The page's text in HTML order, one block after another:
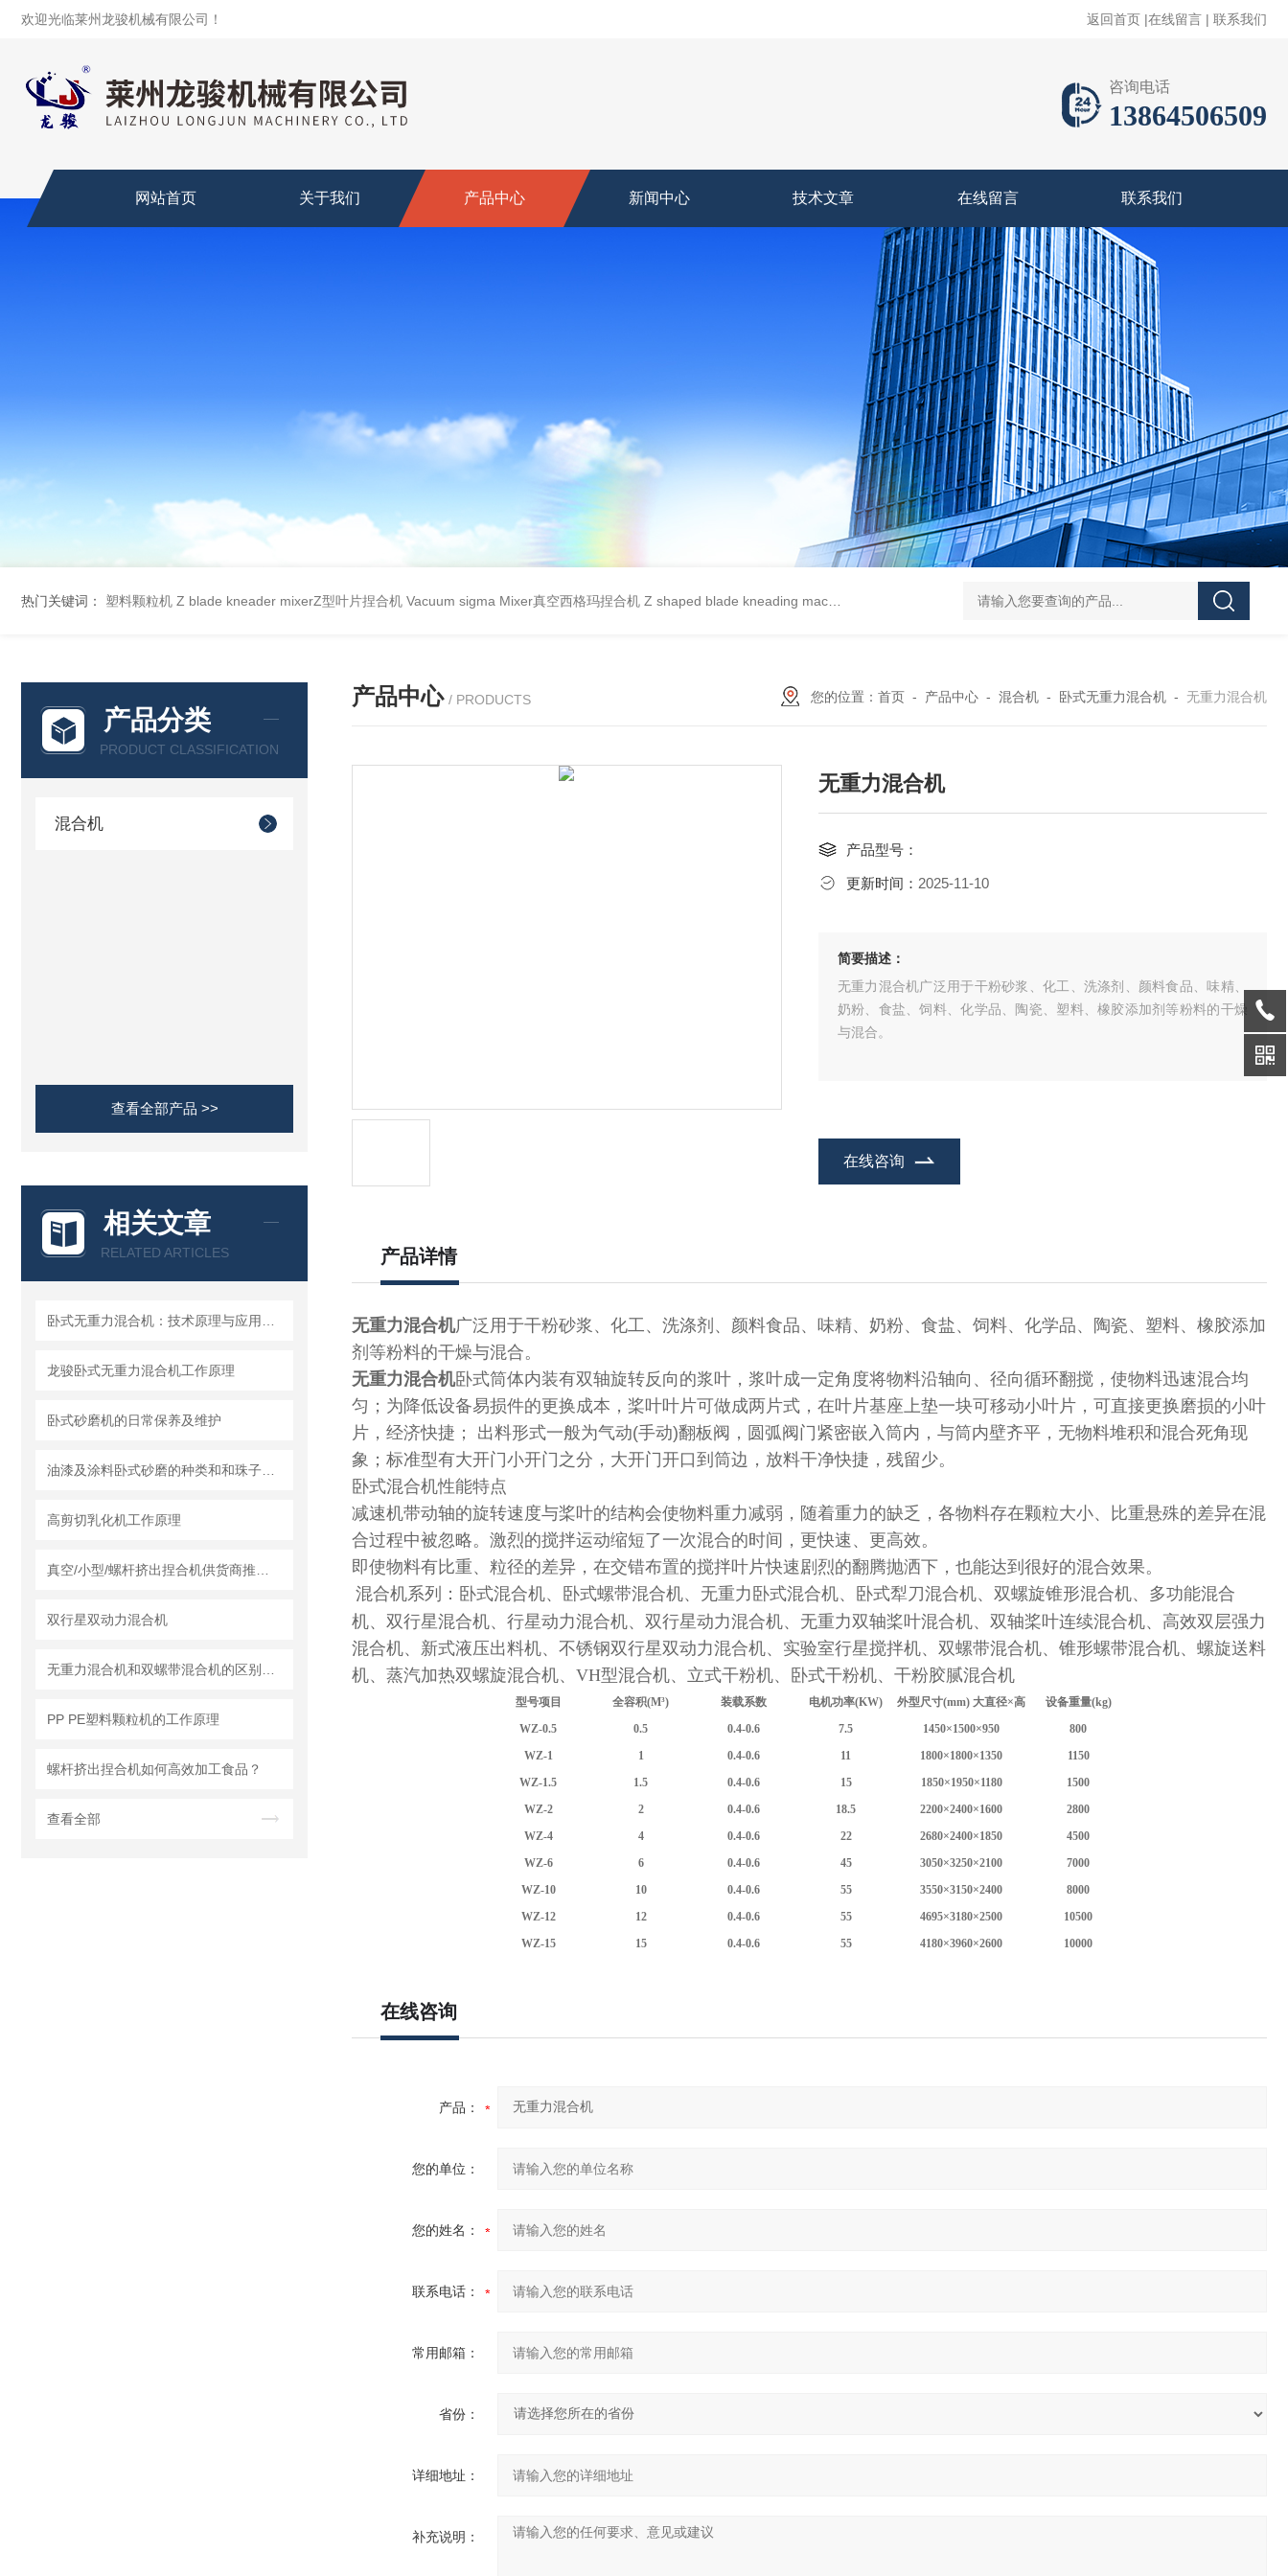
欢迎光临莱州龙骏机械有限公司！ 返回首页 |在线留言 | 联系我们
咨询电话
13864506509
网站首页 关于我们 产品中心 新闻中心 技术文章 在线留言 联系我们
热门关键词： 塑料颗粒机 Z blade kneader mixerZ型叶片捏合机 Vacuum sigma Mixer真空西格玛捏合机 Z shaped blade kneading machineZ型捏合机 Z shaped blade sigma mixerZ型捏合机 Vacuum Kneader真
产品分类
PRODUCT CLASSIFICATION
混合机
查看全部产品 >>
相关文章
RELATED ARTICLES
龙骏卧式无重力混合机工作原理
卧式砂磨机的日常保养及维护
高剪切乳化机工作原理
双行星双动力混合机
PP PE塑料颗粒机的工作原理
螺杆挤出捏合机如何高效加工食品？
查看全部
产品中心 / PRODUCTS 您的位置： 首页 - 产品中心 - 混合机 - 卧式无重力混合机 - 无重力混合机
无重力混合机
产品型号：
更新时间： 2025-11-10
简要描述：
无重力混合机广泛用于干粉砂浆、化工、洗涤剂、颜料食品、味精、
奶粉、食盐、饲料、化学品、陶瓷、塑料、橡胶添加剂等粉料的干燥
与混合。
在线咨询
产品详情
无重力混合机广泛用于干粉砂浆、化工、洗涤剂、颜料食品、味精、奶粉、食盐、饲料、化学品、陶瓷、塑料、橡胶添加
剂等粉料的干燥与混合。
无重力混合机卧式筒体内装有双轴旋转反向的浆叶，浆叶成一定角度将物料沿轴向、径向循环翻搅，使物料迅速混合均
匀；为降低设备易损件的更换成本，桨叶叶片可做成两片式，在叶片基座上垫一块可移动小叶片，可直接更换磨损的小叶
片，经济快捷； 出料形式一般为气动(手动)翻板阀，圆弧阀门紧密嵌入筒内，与筒内壁齐平，无物料堆积和混合死角现
象；标准型有大开门小开门之分，大开门开口到筒边，放料干净快捷，残留少。
卧式混合机性能特点
减速机带动轴的旋转速度与桨叶的结构会使物料重力减弱，随着重力的缺乏，各物料存在颗粒大小、比重悬殊的差异在混
合过程中被忽略。激烈的搅拌运动缩短了一次混合的时间，更快速、更高效。
即使物料有比重、粒径的差异，在交错布置的搅拌叶片快速剧烈的翻腾抛洒下，也能达到很好的混合效果。
混合机系列：卧式混合机、卧式螺带混合机、无重力卧式混合机、卧式犁刀混合机、双螺旋锥形混合机、多功能混合
机、双行星混合机、行星动力混合机、双行星动力混合机、无重力双轴桨叶混合机、双轴桨叶连续混合机、高效双层强力
混合机、新式液压出料机、不锈钢双行星双动力混合机、实验室行星搅拌机、双螺带混合机、锥形螺带混合机、螺旋送料
机、蒸汽加热双螺旋混合机、VH型混合机、立式干粉机、卧式干粉机、干粉胶腻混合机
型号项目 全容积(M³) 装载系数 电机功率(KW) 外型尺寸(mm)大直径×高 设备重量(kg)
WZ-0.5
0.5 0.4-0.6 7.5 1450×1500×950
800
WZ-1
1 0.4-0.6 11 1800×1800×1350
1150
WZ-1.5
1.5 0.4-0.6 15 1850×1950×1180
1500
WZ-2
2 0.4-0.6 18.5 2200×2400×1600
2800
WZ-4
4 0.4-0.6 22 2680×2400×1850
4500
WZ-6
6 0.4-0.6 45 3050×3250×2100
7000
WZ-10
10 0.4-0.6 55 3550×3150×2400
8000
WZ-12
12 0.4-0.6 55 4695×3180×2500
10500
WZ-15
15 0.4-0.6 55 4180×3960×2600 10000
在线咨询
产品：
您的单位：
您的姓名：
联系电话：
常用邮箱：
省份：
详细地址：
补充说明：